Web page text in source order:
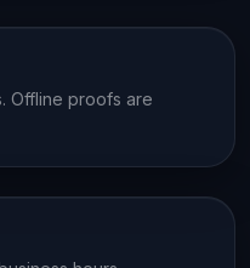
Offline proofs are